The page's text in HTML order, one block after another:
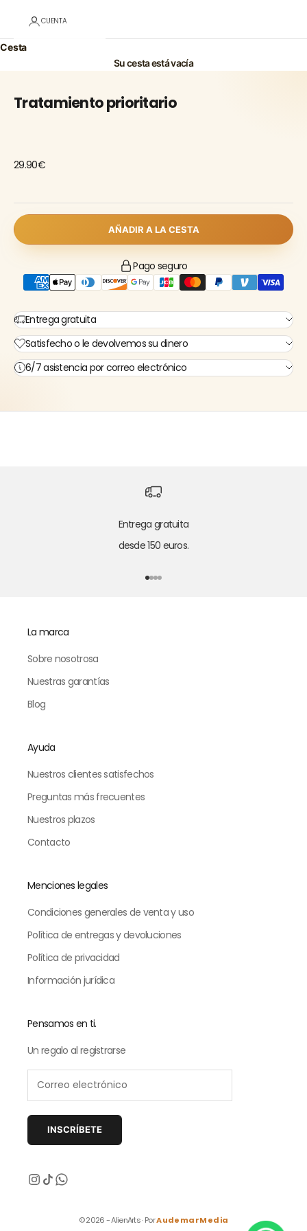
Γ
CUENTA
Cesta
Su cesta está vacía
Tratamiento prioritario
29.90€
AÑADIR A LA CESTA
Pago seguro
Entrega gratuita
Satisfecho o le devolvemos su dinero
6/7 asistencia por correo electrónico
Entrega gratuita
desde 150 euros.
Ir al punto 1
Ir al punto 2
Ir al punto 3
Ir al punto 4
La marca
Sobre nosotrosa
Nuestras garantías
Blog
Ayuda
Nuestros clientes satisfechos
Preguntas más frecuentes
Nuestros plazos
Contacto
Menciones legales
Condiciones generales de venta y uso
Política de entregas y devoluciones
Política de privacidad
Información jurídica
Pensamos en ti.
Un regalo al registrarse
INSCRÍBETE
© 2026 - AlienArts · PorAudemarMedia